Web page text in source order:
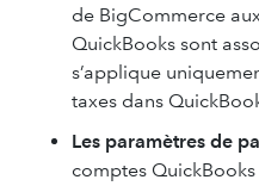
de BigCommerce
QuickBooks sont
s’applique
taxes dans
Les paramètres de
comptes